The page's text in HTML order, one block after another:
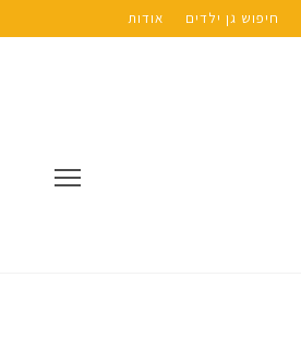
אודות חיפוש גן ילדים